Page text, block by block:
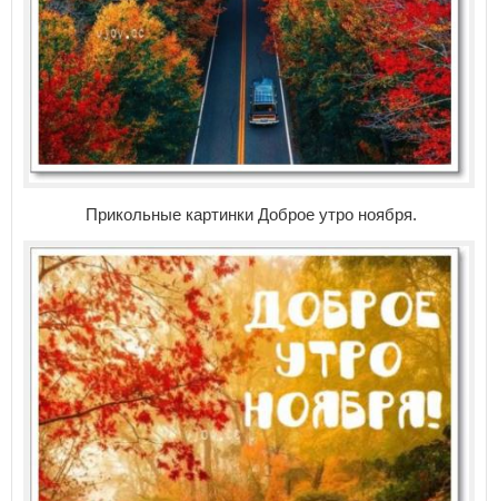
Прикольные картинки Доброе утро ноября.